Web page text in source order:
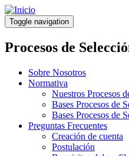
Pasar
al
contenido
principal
Toggle navigation
Procesos de
Sobre Nosotros
Normativa
Nuestros Procesos
Bases Procesos de
Bases Procesos de
Preguntas Frecuentes
Creación de cuenta
Postulación